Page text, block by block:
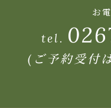
お
tel.
(ご予約受付